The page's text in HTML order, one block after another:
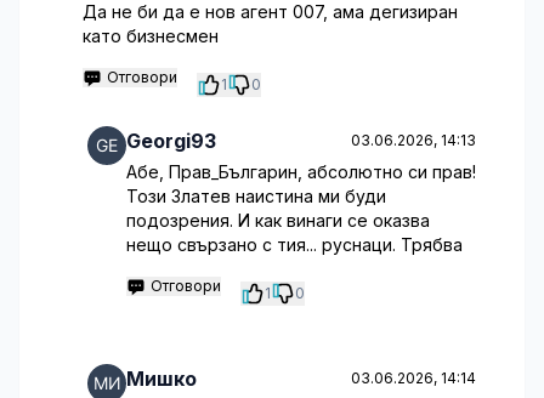
Да не би да е нов агент 007, ама дегизиран
като бизнесмен
Отговори 1 0
Georgi93 03.06.2026, 14:13
Абе, Прав_Българин, абсолютно си прав!
Този Златев наистина ми буди
подозрения. И как винаги се оказва
нещо свързано с тия... руснаци. Трябва
Отговори 1 0
Мишко 03.06.2026, 14:14